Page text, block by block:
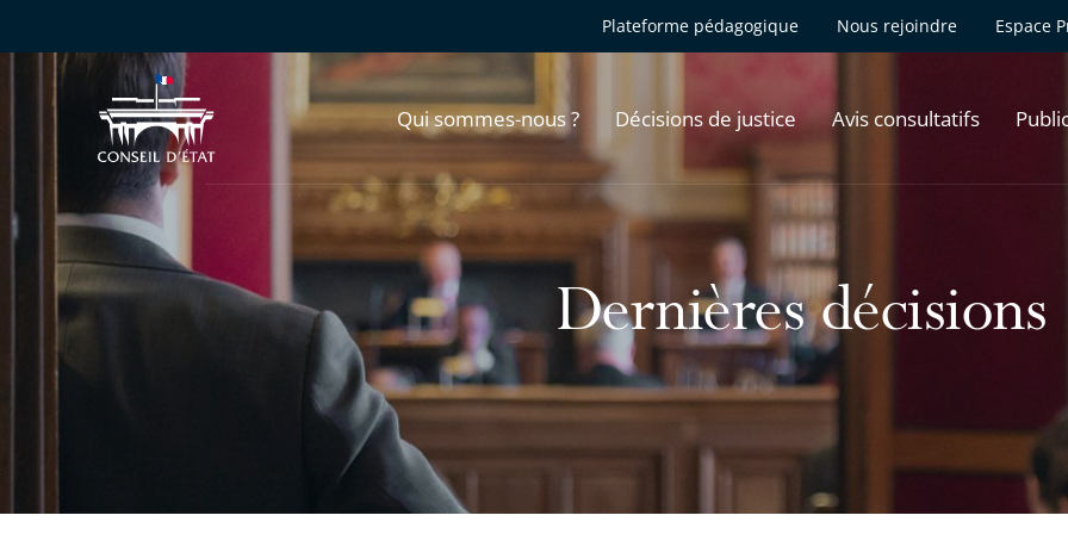
Plateforme pédagogique Nous rejoindre Espace
Qui sommes-nous ? Décisions de justice Avis consultatifs
Dernières décisions